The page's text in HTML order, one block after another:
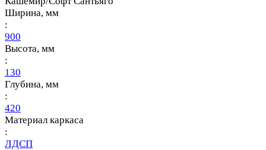
Ширина, мм
:
900
Высота, мм
:
130
Глубина, мм
:
420
Материал каркаса
:
ЛДСП